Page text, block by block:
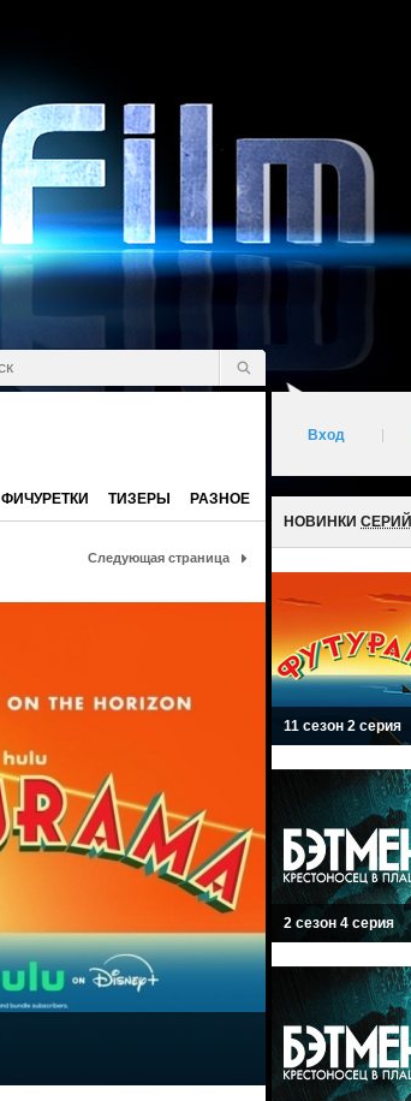
ФИЧУРЕТКИ ТИЗЕРЫ РАЗНОЕ
Следующая страница
Вход
НОВИНКИ СЕРИЙ
11 сезон 2 серия
2 сезон 4 серия